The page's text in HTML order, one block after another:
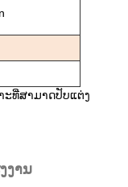
ະທີ່ສາມາດປັບແຕ່ງ
ງານ